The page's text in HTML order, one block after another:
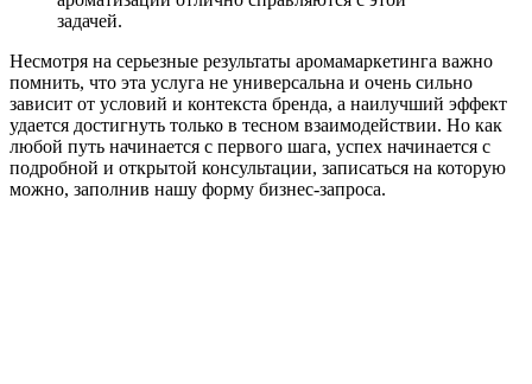
задачей.
Несмотря на серьезные результаты аромамаркетинга важно
помнить, что эта услуга не универсальна и очень сильно
зависит от условий и контекста бренда, а наилучший эффект
удается достигнуть только в тесном взаимодействии. Но как
любой путь начинается с первого шага, успех начинается с
подробной и открытой консультации, записаться на которую
можно, заполнив нашу форму бизнес-запроса.